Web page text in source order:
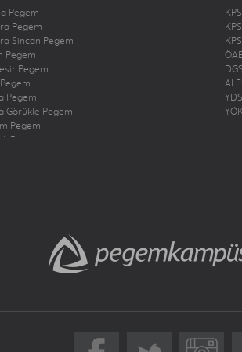
Pegem
Pegem
Sincan Pegem
Pegem
Pegem
Pegem
Görükle Pegem
Pegem
Pegem
Pegem
Dörtyol Pegem
Bakırköy Pegem
Pendik Pegem